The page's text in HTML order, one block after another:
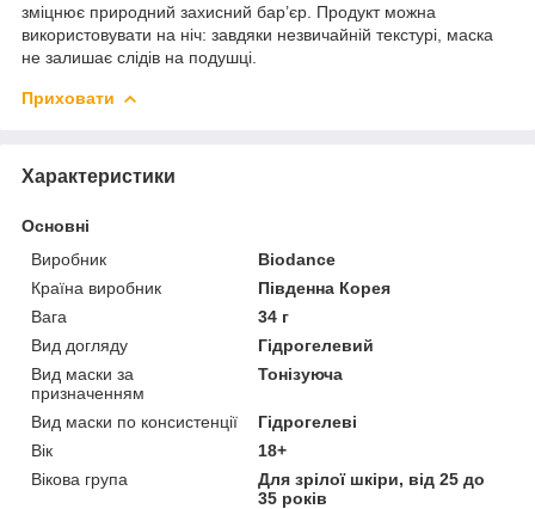
зміцнює природний захисний бар’єр. Продукт можна
використовувати на ніч: завдяки незвичайній текстурі, маска
не залишає слідів на подушці.
Приховати
Характеристики
Основні
Виробник
Biodance
Країна виробник
Південна Корея
Вага
34 г
Вид догляду
Гідрогелевий
Вид маски за
призначенням
Тонізуюча
Вид маски по консистенції
Гідрогелеві
Вік
18+
Вікова група
Для зрілої шкіри, від 25 до
35 років